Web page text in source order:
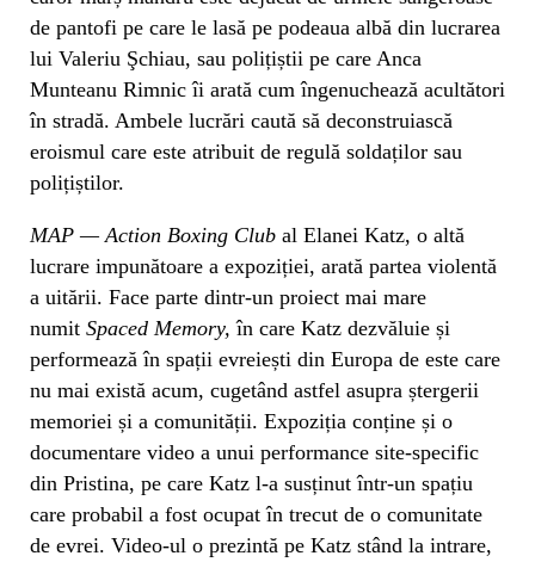
de pantofi pe care le lasă pe podeaua albă din lucrarea
lui Valeriu Şchiau, sau polițiștii pe care Anca
Munteanu Rimnic îi arată cum îngenuchează acultători
în stradă. Ambele lucrări caută să deconstruiască
eroismul care este atribuit de regulă soldaților sau
polițiștilor.
MAP — Action Boxing Club al Elanei Katz, o altă
lucrare impunătoare a expoziției, arată partea violentă
a uitării. Face parte dintr-un proiect mai mare
numit Spaced Memory, în care Katz dezvăluie și
performează în spații evreiești din Europa de este care
nu mai există acum, cugetând astfel asupra ștergerii
memoriei și a comunității. Expoziția conține și o
documentare video a unui performance site-specific
din Pristina, pe care Katz l-a susținut într-un spațiu
care probabil a fost ocupat în trecut de o comunitate
de evrei. Video-ul o prezintă pe Katz stând la intrare,